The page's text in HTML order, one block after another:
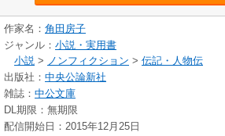
作家名： 角田房子
ジャンル： 小説・実用書
小説 > ノンフィクション > 伝記・人物伝
出版社： 中央公論新社
雑誌： 中公文庫
DL期限：無期限
配信開始日：2015年12月25日